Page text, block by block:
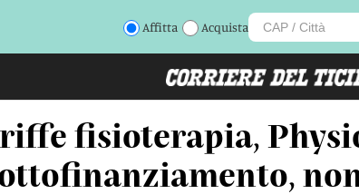
Affitta Acquista
fisioterapia,